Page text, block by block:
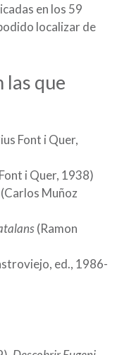
en los 59
localizar de
las que
Font i Quer,
i Quer, 1938)
(Carlos Muñoz
(Ramon
ed., 1986-